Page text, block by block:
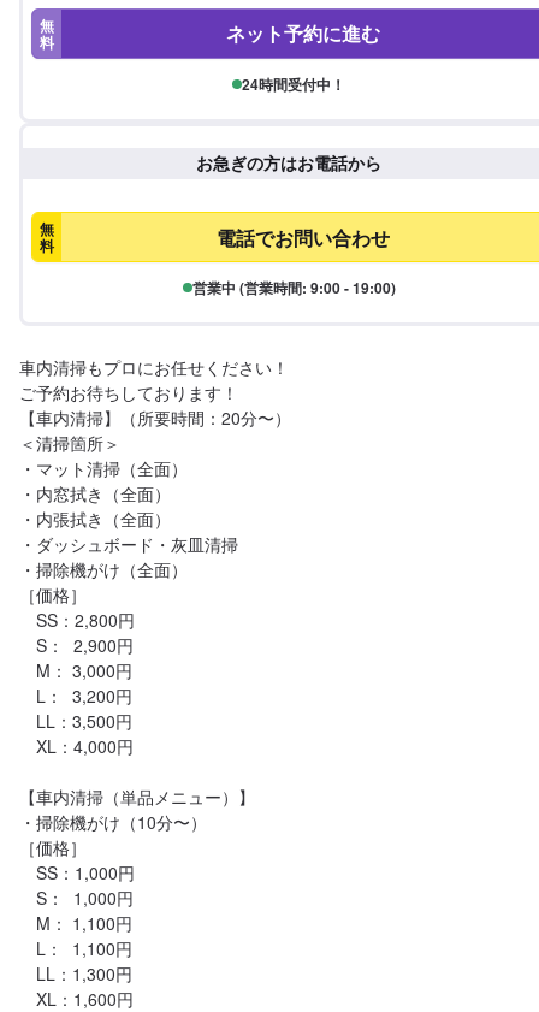
無
料 ネット予約に進む
24時間受付中！
お急ぎの方はお電話から
無
料 電話でお問い合わせ
営業中 (営業時間: 9:00 - 19:00)
車内清掃もプロにお任せください！
ご予約お待ちしております！
【車内清掃】（所要時間：20分〜）
＜清掃箇所＞
・マット清掃（全面）
・内窓拭き（全面）
・内張拭き（全面）
・ダッシュボード・灰皿清掃
・掃除機がけ（全面）
［価格］
SS：2,800円
S：  2,900円
M： 3,000円
L：  3,200円
LL：3,500円
XL：4,000円
【車内清掃（単品メニュー）】
・掃除機がけ（10分〜）
［価格］
SS：1,000円
S：  1,000円
M： 1,100円
L：  1,100円
LL：1,300円
XL：1,600円